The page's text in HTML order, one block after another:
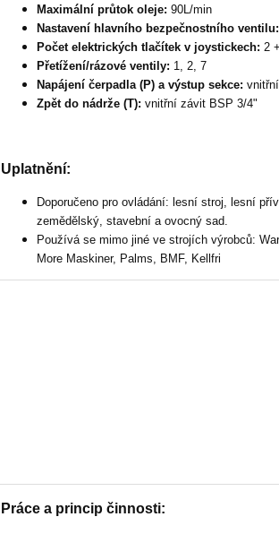
Maximální průtok oleje: 90L/min
Nastavení hlavního bezpečnostního ventilu:
Počet elektrických tlačítek v joystickech: 2
Přetížení/rázové ventily: 1, 2, 7
Napájení čerpadla (P) a výstup sekce:
Zpět do nádrže (T): vnitřní závit BSP 3/4"
Uplatnění:
Doporučeno pro ovládání: lesní stroj, lesní
zemědělský, stavební a ovocný sad.
Používá se mimo jiné ve strojích výrobců:
More Maskiner, Palms, BMF, Kellfri
Práce a princip činnosti: